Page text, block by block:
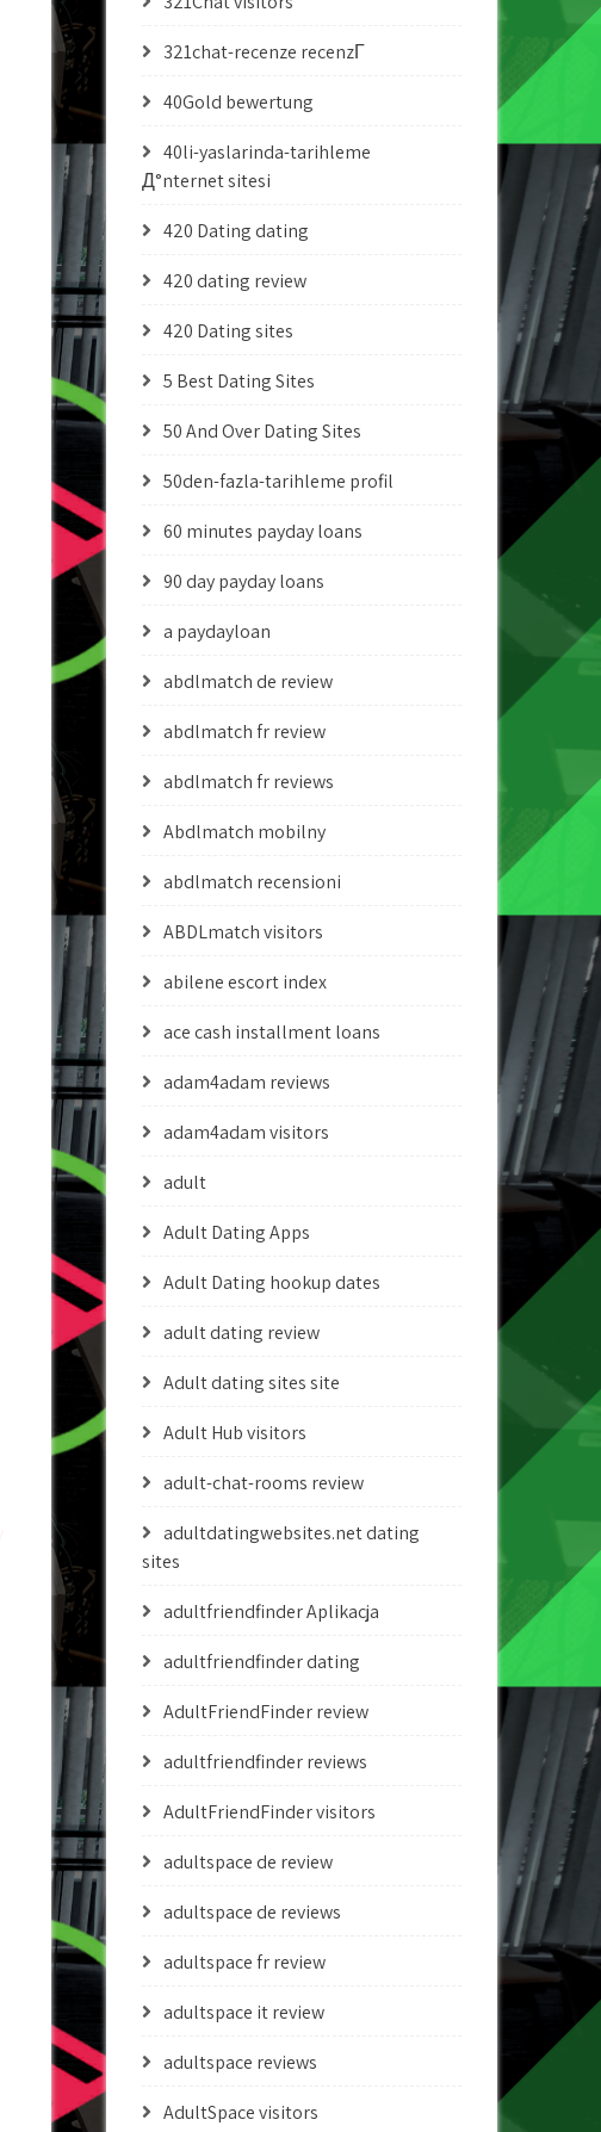
321chat-recenze recenzГ­
40Gold bewertung
40li-yaslarinda-tarihleme
Д°nternet sitesi
420 Dating dating
420 dating review
420 Dating sites
5 Best Dating Sites
50 And Over Dating Sites
50den-fazla-tarihleme profil
60 minutes payday loans
90 day payday loans
a paydayloan
abdlmatch de review
abdlmatch fr review
abdlmatch fr reviews
Abdlmatch mobilny
abdlmatch recensioni
ABDLmatch visitors
abilene escort index
ace cash installment loans
adam4adam reviews
adam4adam visitors
adult
Adult Dating Apps
Adult Dating hookup dates
adult dating review
Adult dating sites site
Adult Hub visitors
adult-chat-rooms review
adultdatingwebsites.net dating
sites
adultfriendfinder Aplikacja
adultfriendfinder dating
AdultFriendFinder review
adultfriendfinder reviews
AdultFriendFinder visitors
adultspace de review
adultspace de reviews
adultspace fr review
adultspace it review
adultspace reviews
AdultSpace visitors